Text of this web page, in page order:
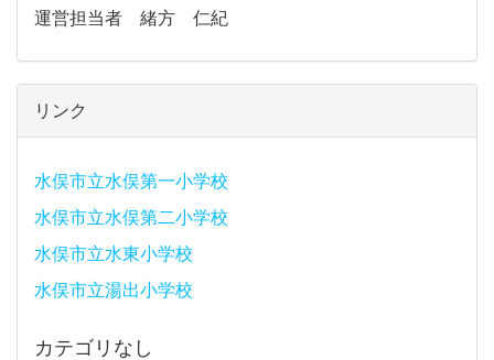
運営担当者 緒方 仁紀
リンク
水俣市立水俣第一小学校
水俣市立水俣第二小学校
水俣市立水東小学校
水俣市立湯出小学校
カテゴリなし